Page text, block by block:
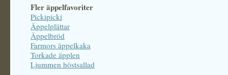
Fler äppelfavoriter
Pickipicki
Äppelplättar
Äppelbröd
Farmors äppelkaka
Torkade äpplen
Ljummen höstsallad